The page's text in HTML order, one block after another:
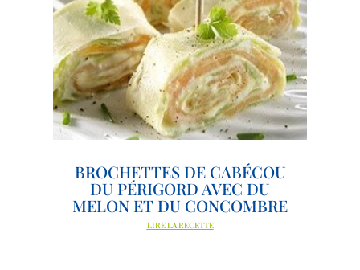
BROCHETTES DE CABÉCOU
DU PÉRIGORD AVEC DU
MELON ET DU CONCOMBRE
LIRE LA RECETTE